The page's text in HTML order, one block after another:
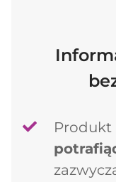
Produkt